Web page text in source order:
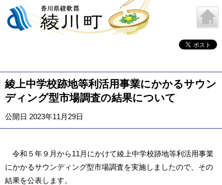
綾上中学校跡地等利活用事業にかかるサウン
ディング型市場調査の結果について
公開日 2023年11月29日
令和５年９月から11月にかけて綾上中学校跡地等利活用事業
にかかるサウンディング型市場調査を実施しましたので、その
結果を公表します。